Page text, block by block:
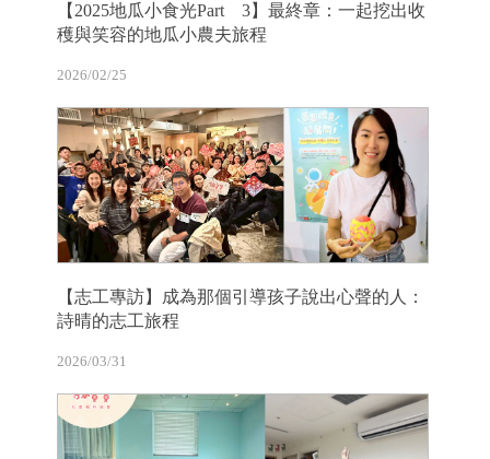
【2025地瓜小食光Part 3】最終章：一起挖出收
穫與笑容的地瓜小農夫旅程
2026/02/25
【志工專訪】成為那個引導孩子說出心聲的人：
詩晴的志工旅程
2026/03/31